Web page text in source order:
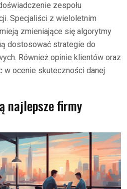
zespołu
Specjaliści z wieloletnim
zmieniające się algorytmy
dostosować strategie do
Również opinie klientów oraz
w ocenie skuteczności danej
najlepsze firmy